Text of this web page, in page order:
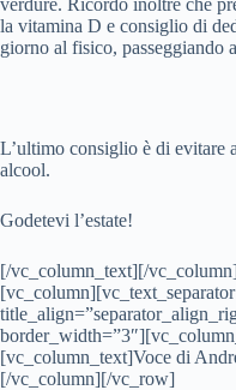
verdure. Ricordo inoltre che
la vitamina D e consiglio di
giorno al fisico, passeggiando
L’ultimo consiglio è di evitare
alcool.
Godetevi l’estate!
[/vc_column_text][/
[vc_column_text]Voce di
[/vc_column][/vc_row]